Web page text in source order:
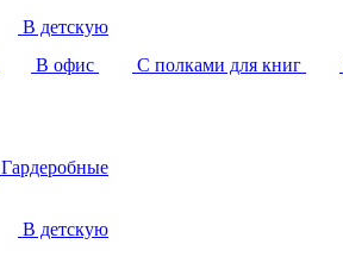
В детскую
В офис С полками для книг
Гардеробные
В детскую